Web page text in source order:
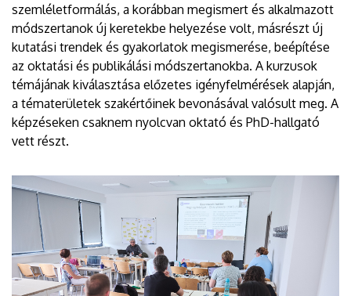
szemléletformálás, a korábban megismert és alkalmazott
módszertanok új keretekbe helyezése volt, másrészt új
kutatási trendek és gyakorlatok megismerése, beépítése
az oktatási és publikálási módszertanokba. A kurzusok
témájának kiválasztása előzetes igényfelmérések alapján,
a tématerületek szakértőinek bevonásával valósult meg. A
képzéseken csaknem nyolcvan oktató és PhD-hallgató
vett részt.